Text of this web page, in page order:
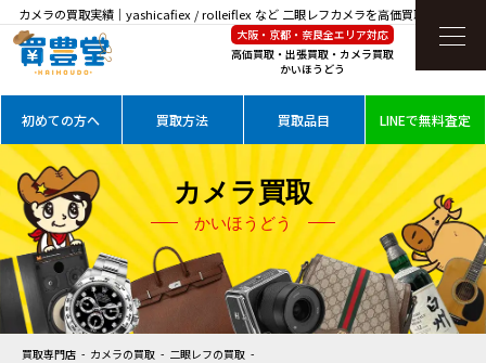
カメラの買取実績｜yashicafiex / rolleiflex など 二眼レフカメラを高価買取
大阪・京都・奈良全エリア対応
高価買取・出張買取・カメラ買取
かいほうどう
初めての方へ 買取方法 買取品目 LINEで無料査定
カメラ買取
かいほうどう
買取専門店 カメラの買取
二眼レフの買取